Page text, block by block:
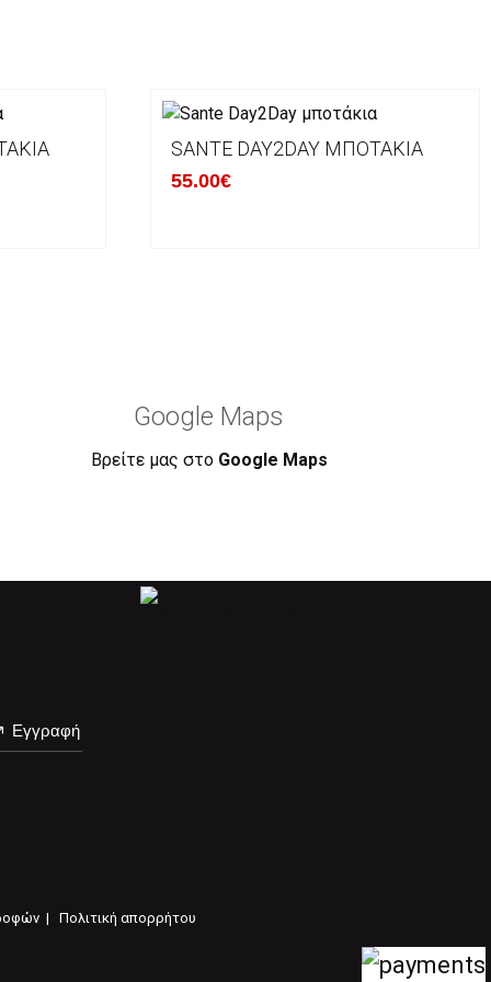
SANTE DAY2DAY ΜΠΟΤΆΚΙΑ
55.00€
Google Maps
Βρείτε μας στο Google Maps
Εγγραφή
| Πολιτική απορρήτου